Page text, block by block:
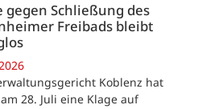
gegen Schließung des
Freibads bleibt
Koblenz hat
28. Juli eine Klage auf